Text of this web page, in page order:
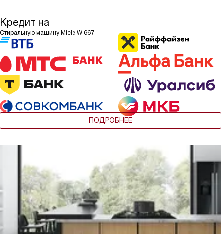
Кредит на
Стиральную машину Miele W 667
ПОДРОБНЕЕ